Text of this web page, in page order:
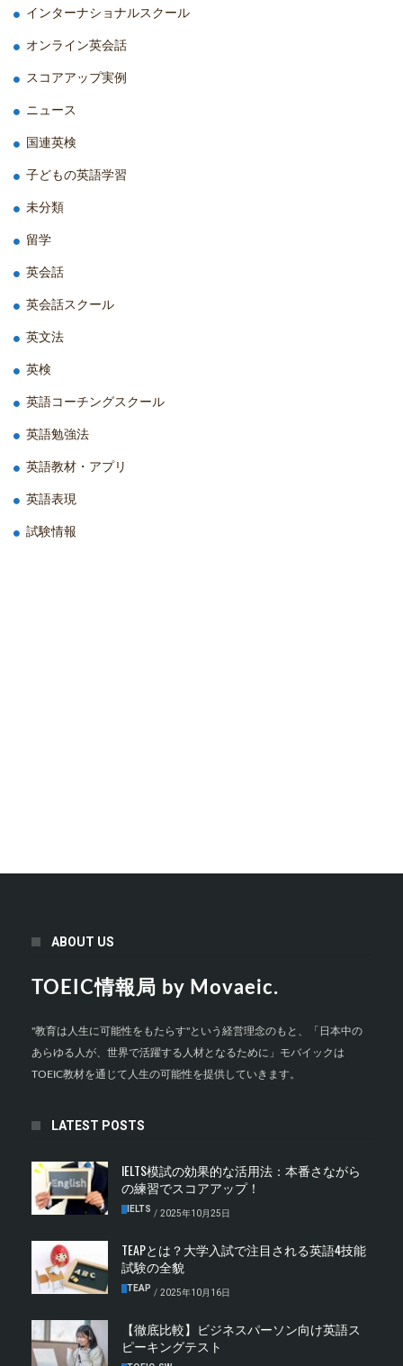
インターナショナルスクール
オンライン英会話
スコアアップ実例
ニュース
国連英検
子どもの英語学習
未分類
留学
英会話
英会話スクール
英文法
英検
英語コーチングスクール
英語勉強法
英語教材・アプリ
英語表現
試験情報
ABOUT US
TOEIC情報局 by Movaeic.
"教育は人生に可能性をもたらす"という経営理念のもと、「日本中の
あらゆる人が、世界で活躍する人材となるために」モバイックは
TOEIC教材を通じて人生の可能性を提供していきます。
LATEST POSTS
IELTS模試の効果的な活用法：本番さながら
の練習でスコアアップ！
IELTS / 2025年10月25日
TEAPとは？大学入試で注目される英語4技能
試験の全貌
TEAP / 2025年10月16日
【徹底比較】ビジネスパーソン向け英語ス
ピーキングテスト